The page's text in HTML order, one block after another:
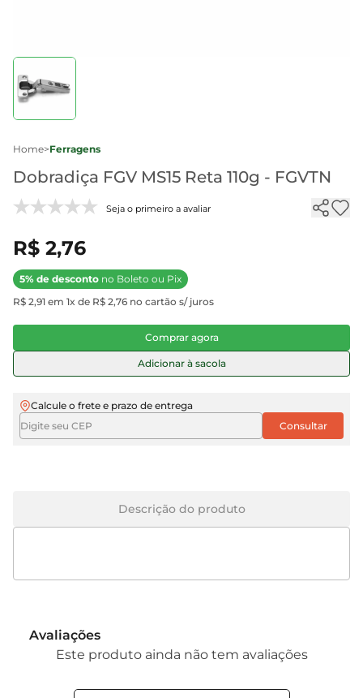
Home>Ferragens
Dobradiça FGV MS15 Reta 110g - FGVTN
Seja o primeiro a avaliar
R$ 2,76
5% de desconto no Boleto ou Pix
R$ 2,91 em 1x de R$ 2,76 no cartão s/ juros
Comprar agora
Adicionar à sacola
Calcule o frete e prazo de entrega
Descrição do produto
Avaliações
Este produto ainda não tem avaliações